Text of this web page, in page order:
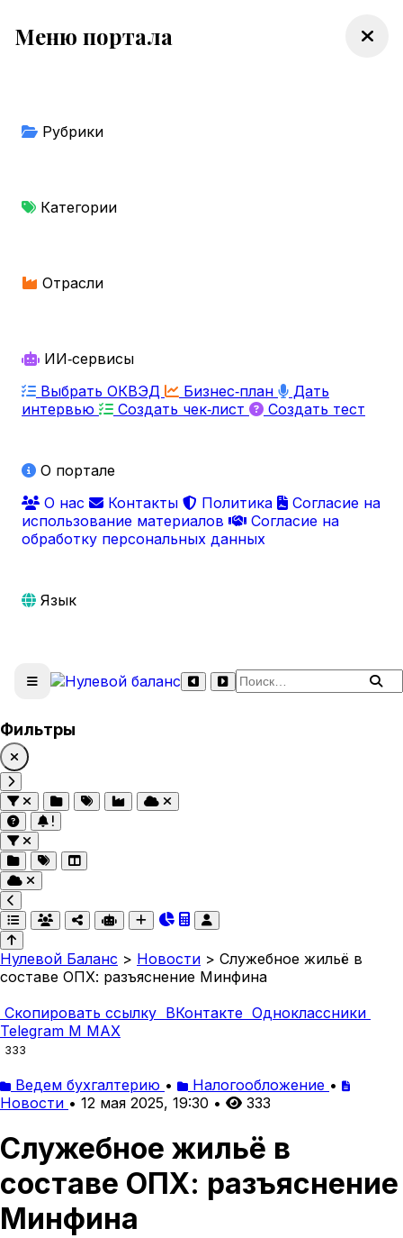
Меню портала
Рубрики
Категории
Отрасли
ИИ‑сервисы
Выбрать ОКВЭД
Бизнес‑план
Дать
интервью
Создать чек‑лист Создать тест
О портале
О нас
Контакты Политика
Согласие на
использование материалов
Согласие на
обработку персональных данных
Язык
Поиск по сайту
Фильтры
Нулевой Баланс > Новости > Служебное жильё в
составе ОПХ: разъяснение Минфина
Скопировать ссылку ВКонтакте Одноклассники
Telegram M MAX
333
Ведем бухгалтерию • Налогообложение •
Новости • 12 мая 2025, 19:30 • 333
Служебное жильё в
составе ОПХ: разъяснение
Минфина